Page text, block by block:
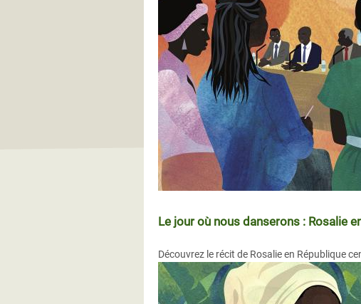
Le jour où nous danserons : Rosalie
Découvrez le récit de Rosalie en République